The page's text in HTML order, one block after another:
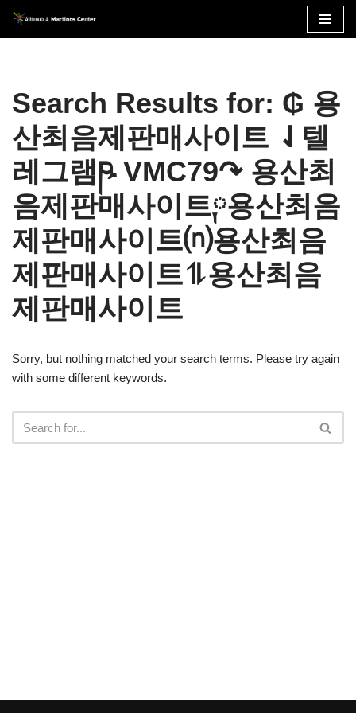
Skip
Search Results for: ₲ 용
산최음제판매사이트 ⇃텔
레그램ཥ VMC79↷ 용산최
음제판매사이트༙용산최음
제판매사이트⒩용산최음
제판매사이트⥮용산최음
제판매사이트
Sorry, but nothing matched your search terms. Please try again
with some different keywords.